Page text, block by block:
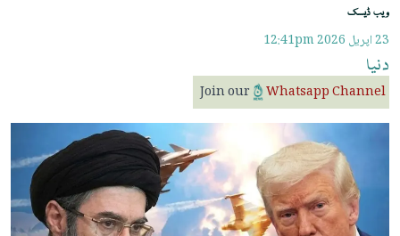
ویب ڈیسک
23 اپريل 2026 12:41pm
دنیا
Join our Whatsapp Channel